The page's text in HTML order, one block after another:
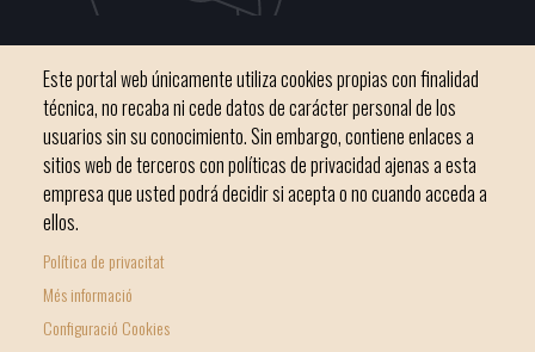
Footer
menu
Teléfono 971 84 91 00 - CIF: P0703300D
Este portal web únicamente utiliza cookies propias con finalidad
técnica, no recaba ni cede datos de carácter personal de los
usuarios sin su conocimiento. Sin embargo, contiene enlaces a
sitios web de terceros con políticas de privacidad ajenas a esta
empresa que usted podrá decidir si acepta o no cuando acceda a
ellos.
Política de privacitat
Més informació
Configuració Cookies